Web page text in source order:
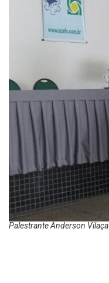
Palestrante Anderson Vilaça